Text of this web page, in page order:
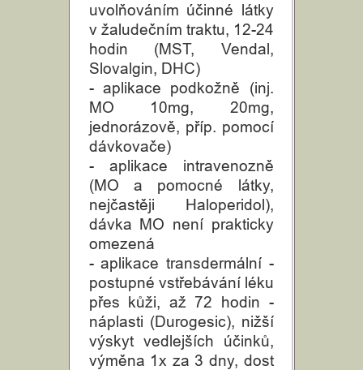
uvolňováním účinné látky
v žaludečním traktu, 12-24
hodin (MST, Vendal,
Slovalgin, DHC)
- aplikace podkožně (inj.
MO 10mg, 20mg,
jednorázově, příp. pomocí
dávkovače)
- aplikace intravenozně
(MO a pomocné látky,
nejčastěji Haloperidol),
dávka MO není prakticky
omezená
- aplikace transdermální -
postupné vstřebávání léku
přes kůži, až 72 hodin -
náplasti (Durogesic), nižší
výskyt vedlejších účinků,
výměna 1x za 3 dny, dost